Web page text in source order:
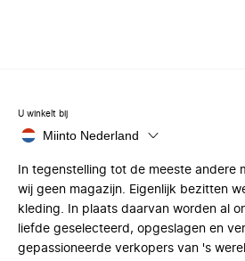
U winkelt bij
Miinto Nederland
In tegenstelling tot de meeste andere
wij geen magazijn. Eigenlijk bezitten
kleding. In plaats daarvan worden al
liefde geselecteerd, opgeslagen en
gepassioneerde verkopers van 's